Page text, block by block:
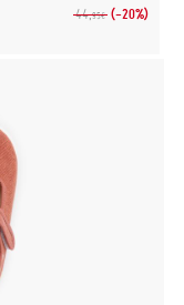
44,95€ (-20%)